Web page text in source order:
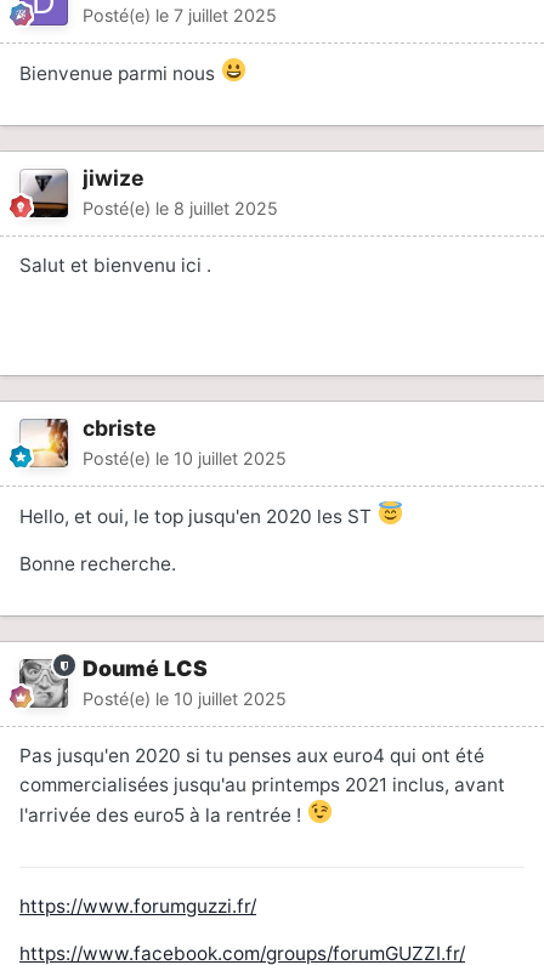
Posté(e) le 7 juillet 2025
Bienvenue parmi nous
jiwize
Posté(e) le 8 juillet 2025
Salut et bienvenu ici .
cbriste
Posté(e) le 10 juillet 2025
Hello, et oui, le top jusqu'en 2020 les ST
Bonne recherche.
Doumé LCS
Posté(e) le 10 juillet 2025
Pas jusqu'en 2020 si tu penses aux euro4 qui ont été
commercialisées jusqu'au printemps 2021 inclus, avant
l'arrivée des euro5 à la rentrée !
https://www.forumguzzi.fr/
https://www.facebook.com/groups/forumGUZZI.fr/